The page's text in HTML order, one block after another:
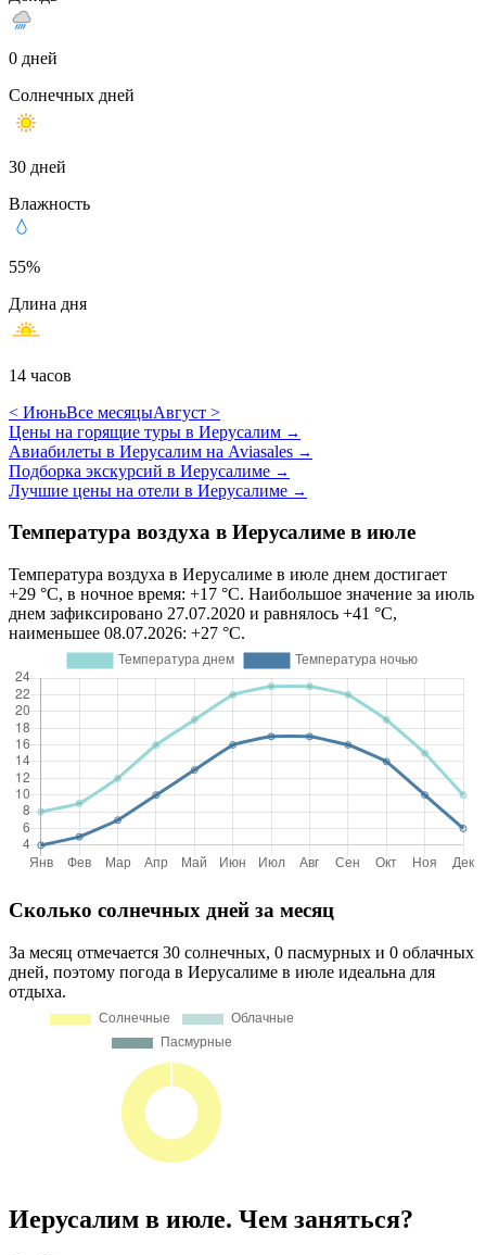
0 дней
Солнечных дней
30 дней
Влажность
55%
Длина дня
14 часов
< ИюньВсе месяцыАвгуст >
Цены на горящие туры в Иерусалим →
Авиабилеты в Иерусалим на Aviasales →
Подборка экскурсий в Иерусалиме →
Лучшие цены на отели в Иерусалиме →
Температура воздуха в Иерусалиме в июле
Температура воздуха в Иерусалиме в июле днем достигает
+29 °C, в ночное время: +17 °C. Наибольшое значение за июль
днем зафиксировано 27.07.2020 и равнялось +41 °C,
наименьшее 08.07.2026: +27 °C.
Сколько солнечных дней за месяц
За месяц отмечается 30 солнечных, 0 пасмурных и 0 облачных
дней, поэтому погода в Иерусалиме в июле идеальна для
отдыха.
Иерусалим в июле. Чем заняться?